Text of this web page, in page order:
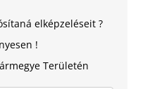
elképzeléseit ?
!
Területén